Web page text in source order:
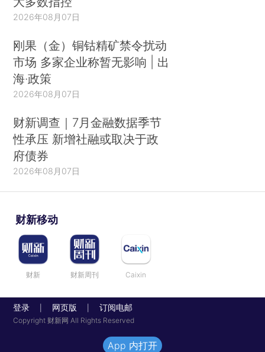
2026年08月07日
刚果（金）铜钴精矿禁令扰动
市场 多家企业称暂无影响 | 出
海·政策
2026年08月07日
财新调查｜7月金融数据季节
性承压 新增社融或取决于政
府债券
2026年08月07日
财新移动
财新 财新周刊 Caixin
登录 网页版 订阅电邮
Copyright 财新网 All Rights Reserved
App 内打开